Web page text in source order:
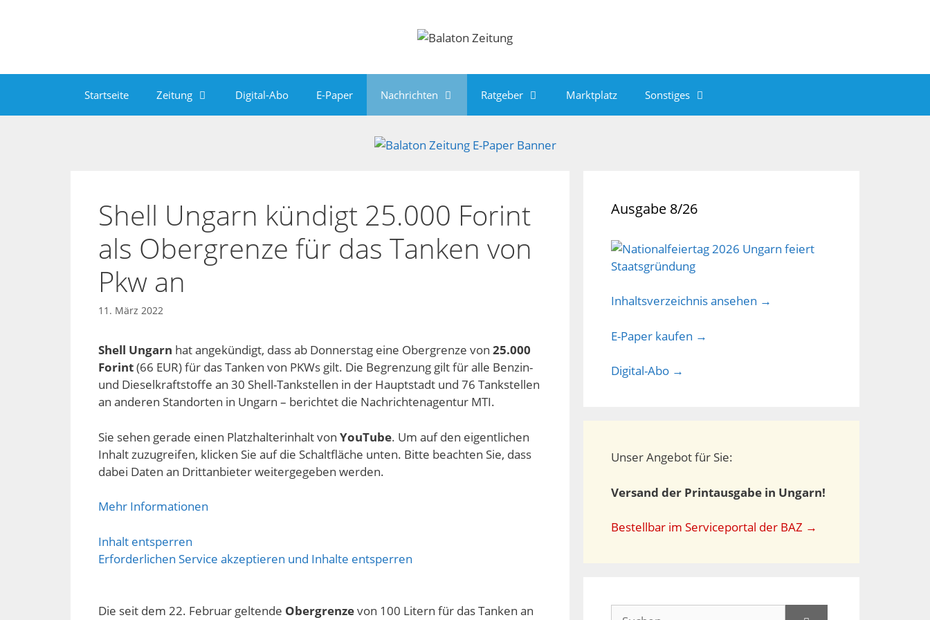
Startseite Zeitung Digital-Abo E-Paper Nachrichten Ratgeber Marktplatz Sonstiges
Shell Ungarn kündigt 25.000 Forint
als Obergrenze für das Tanken von
Pkw an
11. März 2022
Shell Ungarn hat angekündigt, dass ab Donnerstag eine Obergrenze von 25.000
Forint(66 EUR) für das Tanken von PKWs gilt. Die Begrenzung gilt für alle Benzin-
und Dieselkraftstoffe an 30 Shell-Tankstellen in der Hauptstadt und 76 Tankstellen
an anderen Standorten in Ungarn – berichtet die Nachrichtenagentur MTI.
Sie sehen gerade einen Platzhalterinhalt von YouTube. Um auf den eigentlichen
Inhalt zuzugreifen, klicken Sie auf die Schaltfläche unten. Bitte beachten Sie, dass
dabei Daten an Drittanbieter weitergegeben werden.
Mehr Informationen
Inhalt entsperren
Erforderlichen Service akzeptieren und Inhalte entsperren
Die seit dem 22. Februar geltende Obergrenzevon 100 Litern für das Tanken an
Ausgabe 8/26
Inhaltsverzeichnis ansehen →
E-Paper kaufen →
Digital-Abo →
Unser Angebot für Sie:
Versand der Printausgabe in Ungarn!
Bestellbar im Serviceportal der BAZ →
Suchen